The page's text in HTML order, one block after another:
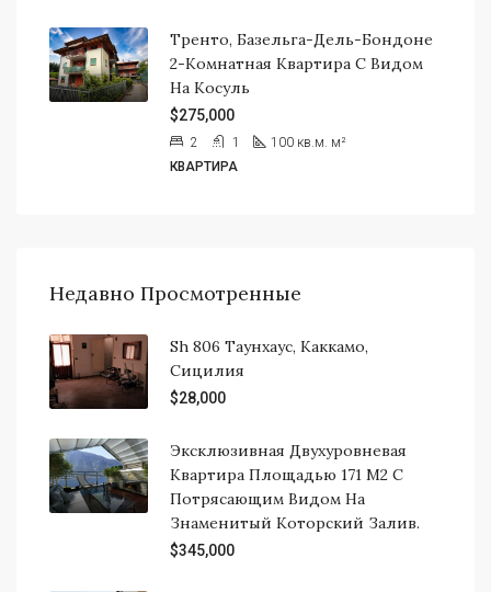
Тренто, Базельга-Дель-Бондоне
2-Комнатная Квартира С Видом
На Косуль
$275,000
2 1 100 кв.м. м²
КВАРТИРА
Недавно Просмотренные
Sh 806 Таунхаус, Каккамо,
Сицилия
$28,000
Эксклюзивная Двухуровневая
Квартира Площадью 171 М2 С
Потрясающим Видом На
Знаменитый Которский Залив.
$345,000